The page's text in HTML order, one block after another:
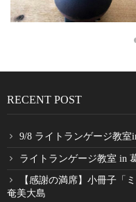
RECENT POST
9/8 ライトランゲージ教室
ライトランゲージ教室 in
【感謝の満席】小冊子「
奄美大島